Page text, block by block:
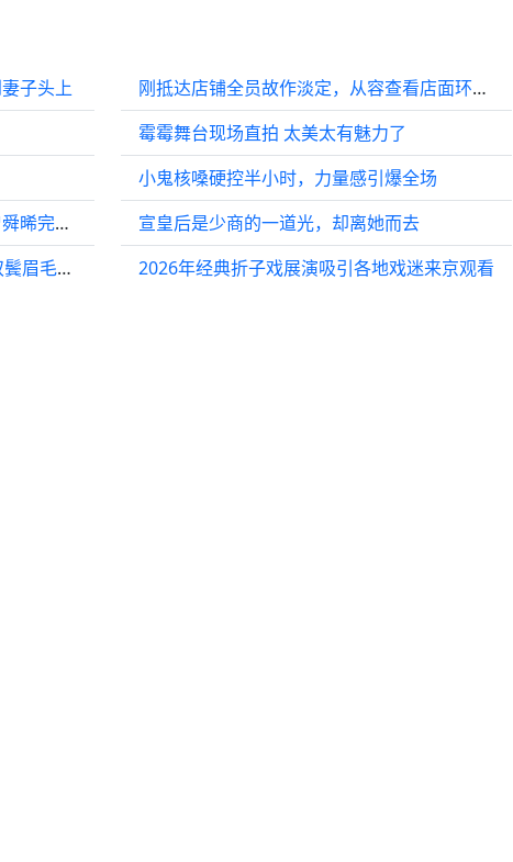
子头上
全新改编舞台惊艳亮相，陈伟霆与曾舜晞完美配合，完成超高水准演出
82岁香港资深武打演员明显消瘦，双鬓眉毛全白，承认双脚出了问题
刚抵达店铺全员故作淡定，从容查看店面环境，装出一副开店老手的样子
霉霉舞台现场直拍 太美太有魅力了
小鬼核嗓硬控半小时，力量感引爆全场
宣皇后是少商的一道光，却离她而去
2026年经典折子戏展演吸引各地戏迷来京观看